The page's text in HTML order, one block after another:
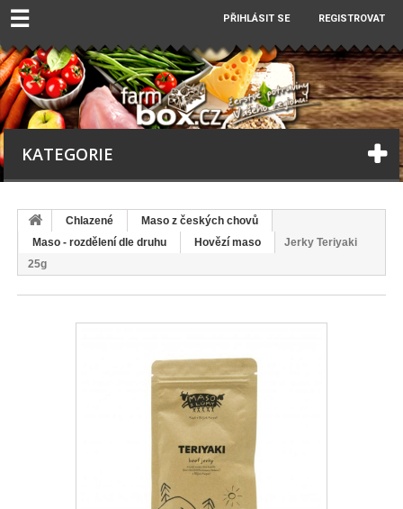
☰ PŘIHLÁSIT SE REGISTROVAT
KATEGORIE
Chlazené
Maso z českých chovů
Maso - rozdělení dle druhu
Hovězí maso
Jerky Teriyaki
25g